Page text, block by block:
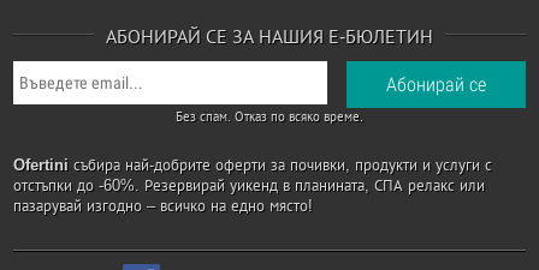
АБОНИРАЙ СЕ ЗА НАШИЯ Е-БЮЛЕТИН
Без спам. Отказ по всяко време.
Ofertini събира най-добрите оферти за почивки, продукти и услуги с
отстъпки до -60%. Резервирай уикенд в планината, СПА релакс или
пазарувай изгодно – всичко на едно място!